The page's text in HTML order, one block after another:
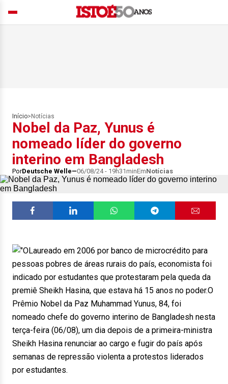
Início> Notícias
Nobel da Paz, Yunus é
nomeado líder do governo
interino em Bangladesh
PorDeutsche Welle 06/08/24 - 19h31minEmNotícias
Laureado em 2006 por banco de microcrédito para
pessoas pobres de áreas rurais do país, economista foi
indicado por estudantes que protestaram pela queda da
premiê Sheikh Hasina, que estava há 15 anos no poder.O
Prêmio Nobel da Paz Muhammad Yunus, 84, foi
nomeado chefe do governo interino de Bangladesh nesta
terça-feira (06/08), um dia depois de a primeira-ministra
Sheikh Hasina renunciar ao cargo e fugir do país após
semanas de repressão violenta a protestos liderados
por estudantes.